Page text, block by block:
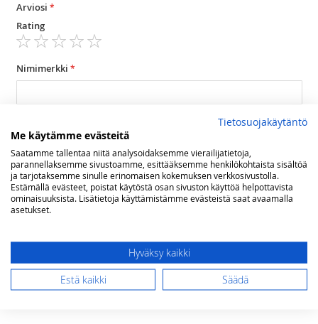
Arviosi
Rating
star
stars
stars
stars
stars
Nimimerkki
Arvostelu
Lähetä arvostelu
Tietosuojakäytäntö
Me käytämme evästeitä
Saatamme tallentaa niitä analysoidaksemme vierailijatietoja,
parannellaksemme sivustoamme, esittääksemme henkilökohtaista sisältöä
ja tarjotaksemme sinulle erinomaisen kokemuksen verkkosivustolla.
Estämällä evästeet, poistat käytöstä osan sivuston käyttöä helpottavista
ominaisuuksista. Lisätietoja käyttämistämme evästeistä saat avaamalla
asetukset.
Hyväksy kaikki
Estä kaikki Säädä